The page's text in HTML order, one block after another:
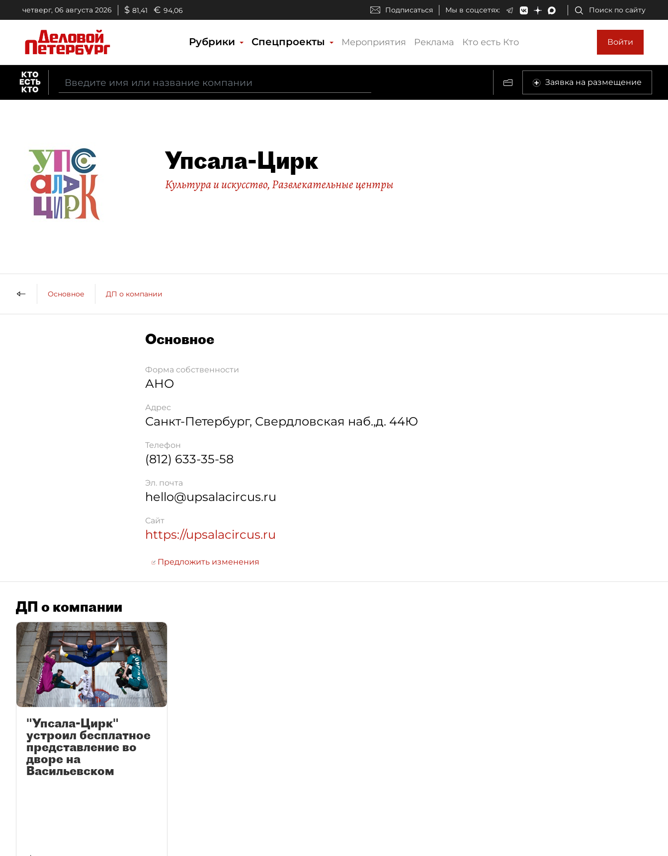
четверг, 06 августа 2026 $ 81,41 € 94,06 Подписаться Мы в соцсетях: Поиск по сайту
Рубрики Спецпроекты Мероприятия Реклама Кто есть Кто Войти
Заявка на размещение
Упсала-Цирк
Культура и искусство,Развлекательные центры
Основное ДП о компании
Основное
Форма собственности
АНО
Адрес
Санкт-Петербург, Свердловская наб.,д. 44Ю
Телефон
(812) 633-35-58
Эл. почта
hello@upsalacircus.ru
Сайт
https://upsalacircus.ru
Предложить изменения
ДП о компании
"Упсала-Цирк"
устроил бесплатное
представление во
дворе на
Васильевском